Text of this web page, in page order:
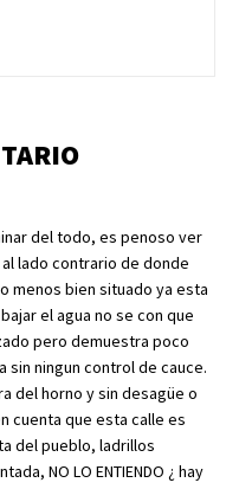
del todo, es penoso ver
lado contrario de donde
menos bien situado ya esta
el agua no se con que
pero demuestra poco
sin ningun control de cauce.
del horno y sin desagüe o
cuenta que esta calle es
del pueblo, ladrillos
NO LO ENTIENDO ¿ hay